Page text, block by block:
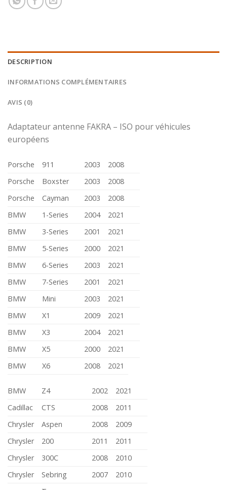
DESCRIPTION
INFORMATIONS COMPLÉMENTAIRES
AVIS (0)
Adaptateur antenne FAKRA – ISO pour véhicules
européens
Porsche 911 2003
2008
Porsche
Boxster 2003
2008
Porsche
Cayman 2003
2008
BMW
1-Series 2004
2021
BMW
3-Series 2001
2021
BMW
5-Series 2000
2021
BMW
6-Series 2003
2021
BMW
7-Series 2001
2021
BMW
Mini 2003
2021
BMW
X1 2009
2021
BMW
X3 2004
2021
BMW
X5 2000
2021
BMW
X6 2008 2021
BMW Z4 2002
2021
Cadillac
CTS 2008
2011
Chrysler
Aspen 2008
2009
Chrysler
200 2011
2011
Chrysler
300C 2008
2010
Chrysler
Sebring 2007
2010